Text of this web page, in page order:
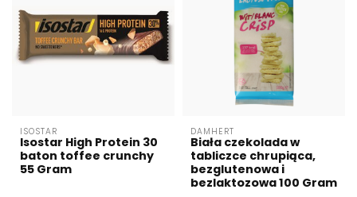
ISOSTAR
Isostar High Protein 30
baton toffee crunchy
55 Gram
DAMHERT
Biała czekolada w
tabliczce chrupiąca,
bezglutenowa i
bezlaktozowa 100 Gram